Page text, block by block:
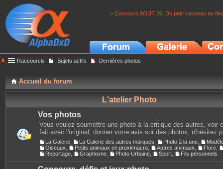
> Concours AOUT 26: Du petit ruisseau au
Raccourcis Sujets actifs Dernières photos
Accueil du forum
L'atelier Photo
Vos photos
Vous voulez soumettre une photo à la critique des autres, voir
fait avec l'original, donner votre avis sur des photos, n'hésitez
La Galerie La Galerie des autres marques Photo à la une
Oiseaux
Petits animaux en proxi/macro Autres animaux Flore
Reportage
Graphisme Photo Urbaine Sport Fils personnels